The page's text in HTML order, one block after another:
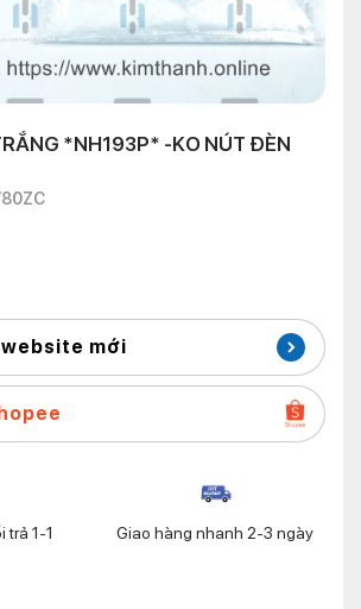
*NH193P* -KO NÚT ĐÈN
mới
trả 1-1 Giao hàng nhanh 2-3 ngày